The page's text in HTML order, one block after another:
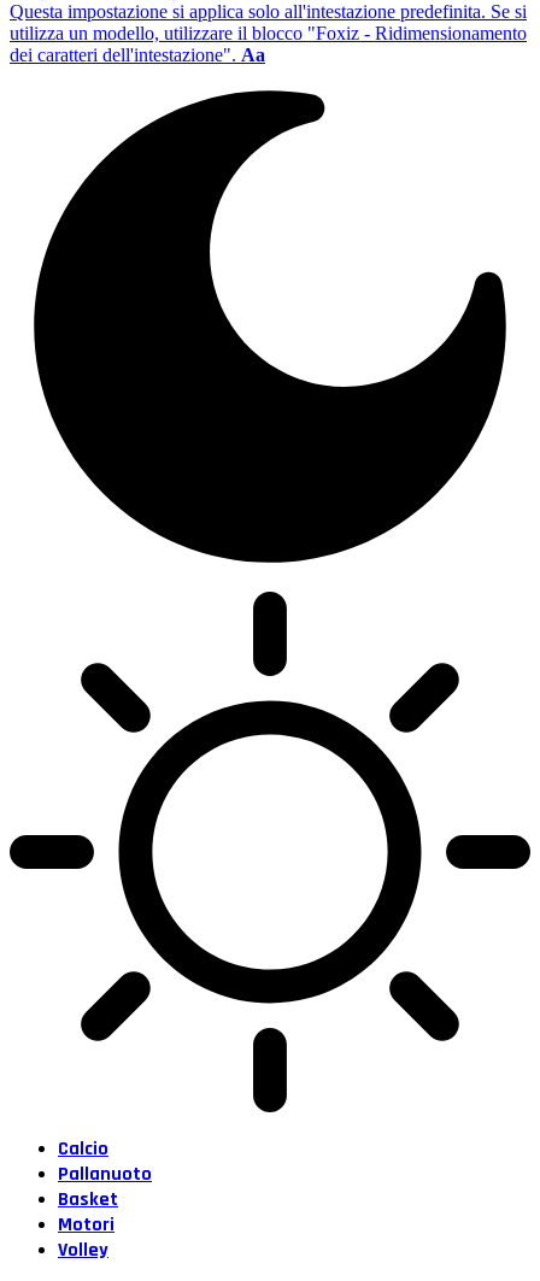
Questa impostazione si applica solo all'intestazione predefinita. Se si
utilizza un modello, utilizzare il blocco "Foxiz - Ridimensionamento
dei caratteri dell'intestazione". Aa
Calcio
Pallanuoto
Basket
Motori
Volley